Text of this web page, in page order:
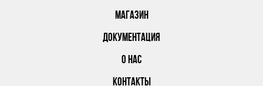
МАГАЗИН
ДОКУМЕНТАЦИЯ
О НАС
КОНТАКТЫ